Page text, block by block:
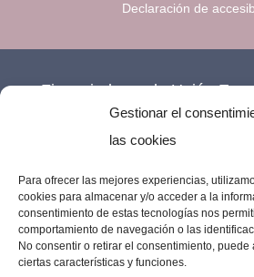
Gestionar el
las cookies
Para ofrecer las mejores experiencias,
cookies para almacenar y/o acceder a la
consentimiento de estas tecnologías nos
comportamiento de navegación o las
No consentir o retirar el consentimiento,
ciertas características y funciones.
Declaración de
Financiado por la Unión
NextGenerationEU.